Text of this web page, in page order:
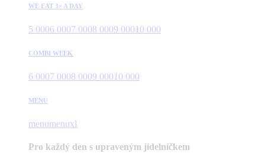
WE EAT 3× A DAY
5 0006 0007 0008 0009 00010 000
COMBI WEEK
6 0007 0008 0009 00010 000
MENU
menumenuxl
Pro každý den s upraveným jídelníčkem